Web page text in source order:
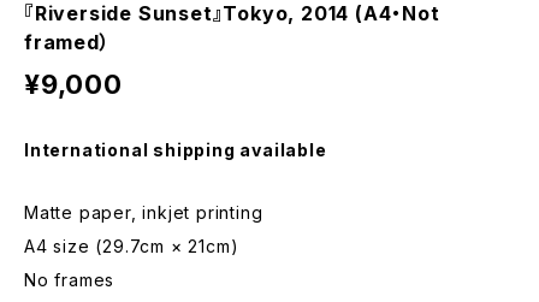
『Riverside Sunset』Tokyo, 2014 (A4・Not
framed）
¥9,000
International shipping available
Matte paper, inkjet printing
A4 size (29.7cm × 21cm)
No frames